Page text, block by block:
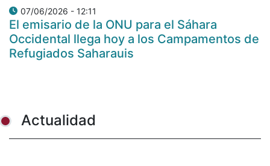
07/06/2026 - 12:11
El emisario de la ONU para el Sáhara
Occidental llega hoy a los Campamentos de
Refugiados Saharauis
Actualidad